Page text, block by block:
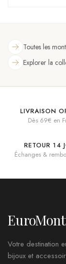
Toutes les
Explorer la
LIVRAISON
Dès 69€ en
RETOUR 14
Échanges &
Votre destination
bijoux et